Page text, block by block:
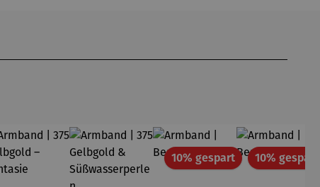
10% gespartRabatt10% gespart